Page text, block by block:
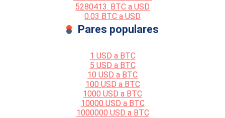
5280413. BTC a USD
0.03 BTC a USD
Pares populares
1 USD a BTC
5 USD a BTC
10 USD a BTC
100 USD a BTC
1000 USD a BTC
10000 USD a BTC
1000000 USD a BTC